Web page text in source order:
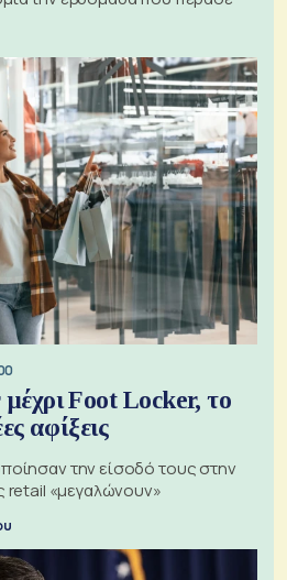
Foot Locker, το
αφίξεις
την είσοδό τους στην
retail «μεγαλώνουν»